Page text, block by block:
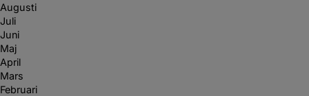
Augusti
Juli
Juni
Maj
April
Mars
Februari